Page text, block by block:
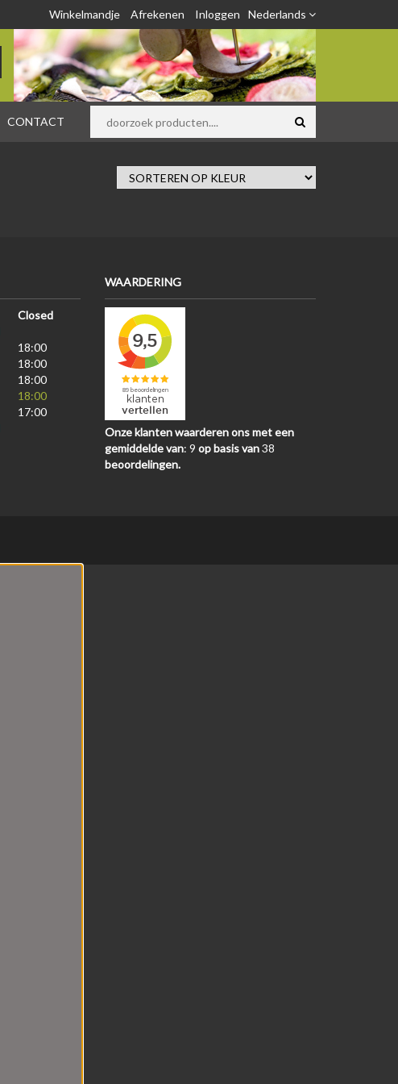
Nederlands
Winkelmandje Afrekenen Inloggen
CONTACT
Closed
18:00
18:00
18:00
18:00
17:00
WAARDERING
Onze klanten waarderen ons met een
gemiddelde van: 9 op basis van 38
beoordelingen.